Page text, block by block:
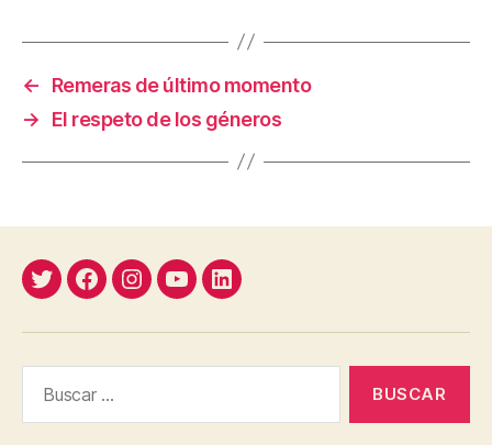
←
Remeras de último momento
→
El respeto de los géneros
TwitterFacebookInstagram
YouTubeLinkedin